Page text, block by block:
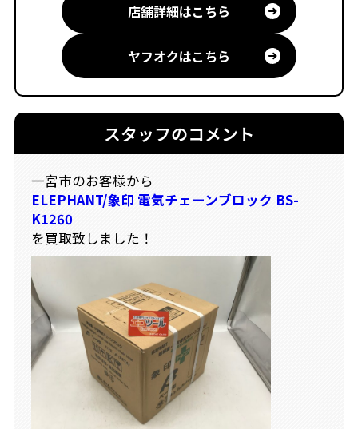
店舗詳細はこちら
ヤフオクはこちら
スタッフのコメント
一宮市のお客様から
ELEPHANT/象印 電気チェーンブロック BS-
K1260
を買取致しました！